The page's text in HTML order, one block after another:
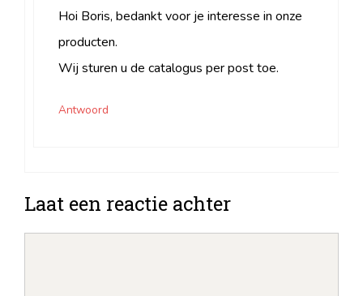
Hoi Boris, bedankt voor je interesse in onze
producten.
Wij sturen u de catalogus per post toe.
Antwoord
Laat een reactie achter